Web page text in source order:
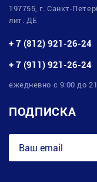
197755, г. Санкт-
лит. ДЕ
+ 7 (812) 921-26-24
+ 7 (911) 921-26-24
ежедневно с 9:00 до
ПОДПИСКА